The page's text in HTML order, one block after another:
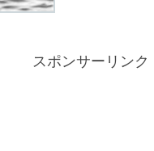
スポンサーリンク